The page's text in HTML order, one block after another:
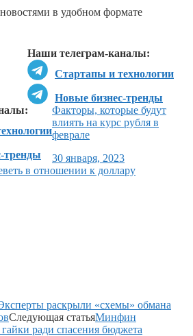
в удобном формате
Наши телеграм-каналы:
Стартапы и технологии
Новые бизнес-тренды
тренды
Факторы, которые будут
влиять на курс рубля в
феврале
30 января, 2023
в отношении к доллару
раскрыли «схемы» обмана
Следующая статьяМинфин
ради спасения бюджета